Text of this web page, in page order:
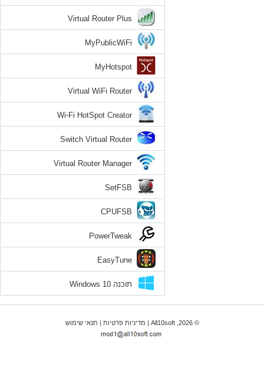
Virtual Router Plus
MyPublicWiFi
MyHotspot
Virtual WiFi Router
Wi-Fi HotSpot Creator
Switch Virtual Router
Virtual Router Manager
SetFSB
CPUFSB
PowerTweak
EasyTune
תוכנה Windows 10
© 2026, All10soft | מדיניות פרטיות|תנאי שימוש